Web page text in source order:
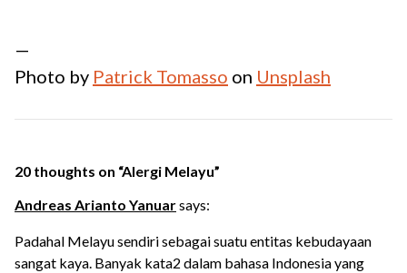
—
Photo by Patrick Tomasso on Unsplash
20 thoughts on “Alergi Melayu”
Andreas Arianto Yanuarsays:
Padahal Melayu sendiri sebagai suatu entitas kebudayaan
sangat kaya. Banyak kata2 dalam bahasa Indonesia yang